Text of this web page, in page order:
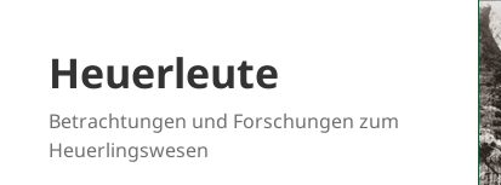
Heuerleute
Betrachtungen und Forschungen zum
Heuerlingswesen